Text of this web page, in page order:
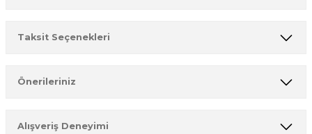
Taksit Seçenekleri
Önerileriniz
konularda yetersiz gördüğünüz noktaları öneri formunu
Alışveriş Deneyimi